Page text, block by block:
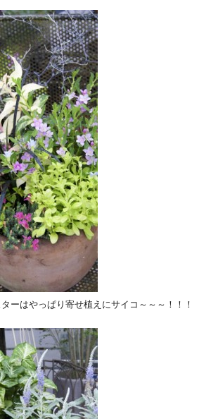
ーはやっぱり寄せ植えにサイコ～～～！！！